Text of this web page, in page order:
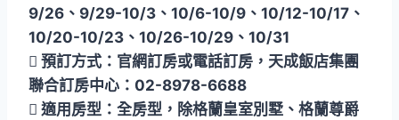
9/26、9/29-10/3、10/6-10/9、10/12-10/17、
10/20-10/23、10/26-10/29、10/31
 預訂方式：官網訂房或電話訂房，天成飯店集團
聯合訂房中心：02-8978-6688
 適用房型：全房型，除格蘭皇室別墅、格蘭尊爵